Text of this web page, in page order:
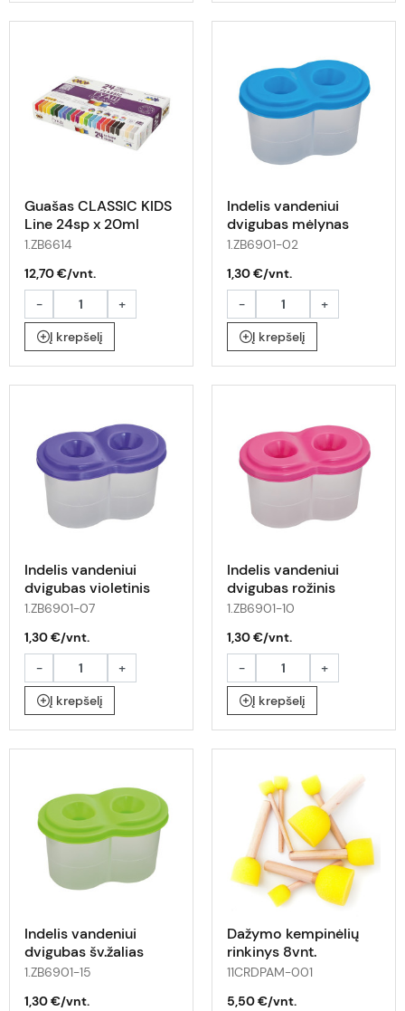
Guašas CLASSIC KIDS
Line 24sp x 20ml
1.ZB6614
12,70 €/vnt.
-
+
Į krepšelį
Indelis vandeniui
dvigubas mėlynas
1.ZB6901-02
1,30 €/vnt.
-
+
Į krepšelį
Indelis vandeniui
dvigubas violetinis
1.ZB6901-07
1,30 €/vnt.
-
+
Į krepšelį
Indelis vandeniui
dvigubas rožinis
1.ZB6901-10
1,30 €/vnt.
-
+
Į krepšelį
Indelis vandeniui
dvigubas šv.žalias
1.ZB6901-15
1,30 €/vnt.
Dažymo kempinėlių
rinkinys 8vnt.
11CRDPAM-001
5,50 €/vnt.